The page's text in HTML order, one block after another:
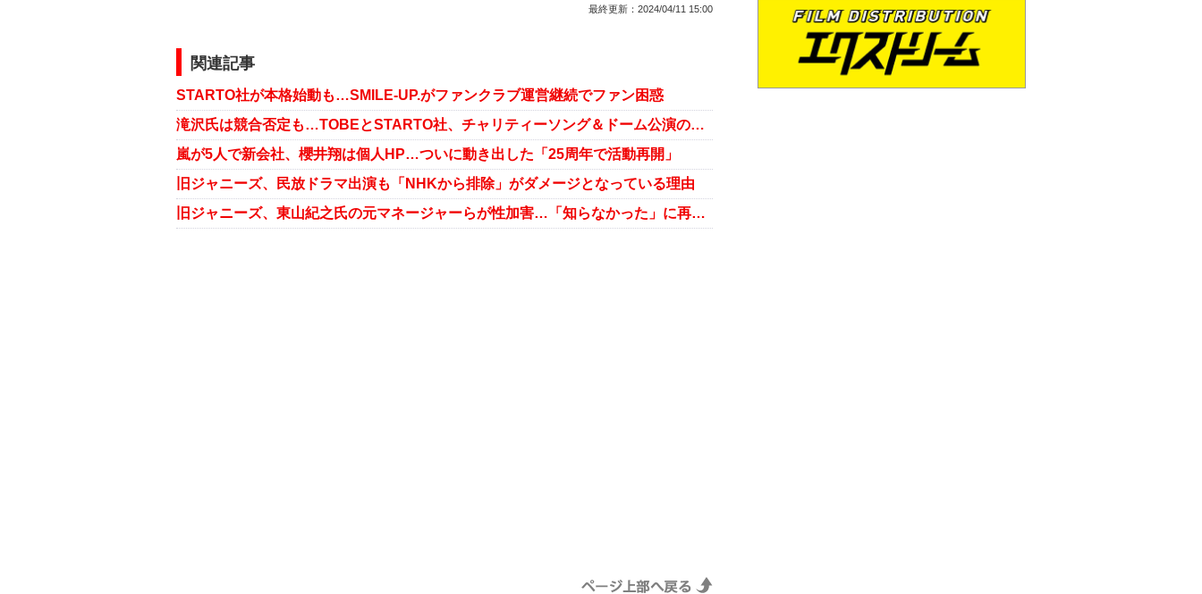
最終更新： 2024/04/11 15:00
関連記事
STARTO社が本格始動も…SMILE-UP.がファンクラブ運営継続でファン困惑
滝沢氏は競合否定も…TOBEとSTARTO社、チャリティーソング＆ドーム公演の「かぶり」にファン複雑
嵐が5人で新会社、櫻井翔は個人HP…ついに動き出した「25周年で活動再開」
旧ジャニーズ、民放ドラマ出演も「NHKから排除」がダメージとなっている理由
旧ジャニーズ、東山紀之氏の元マネージャーらが性加害…「知らなかった」に再び疑問符